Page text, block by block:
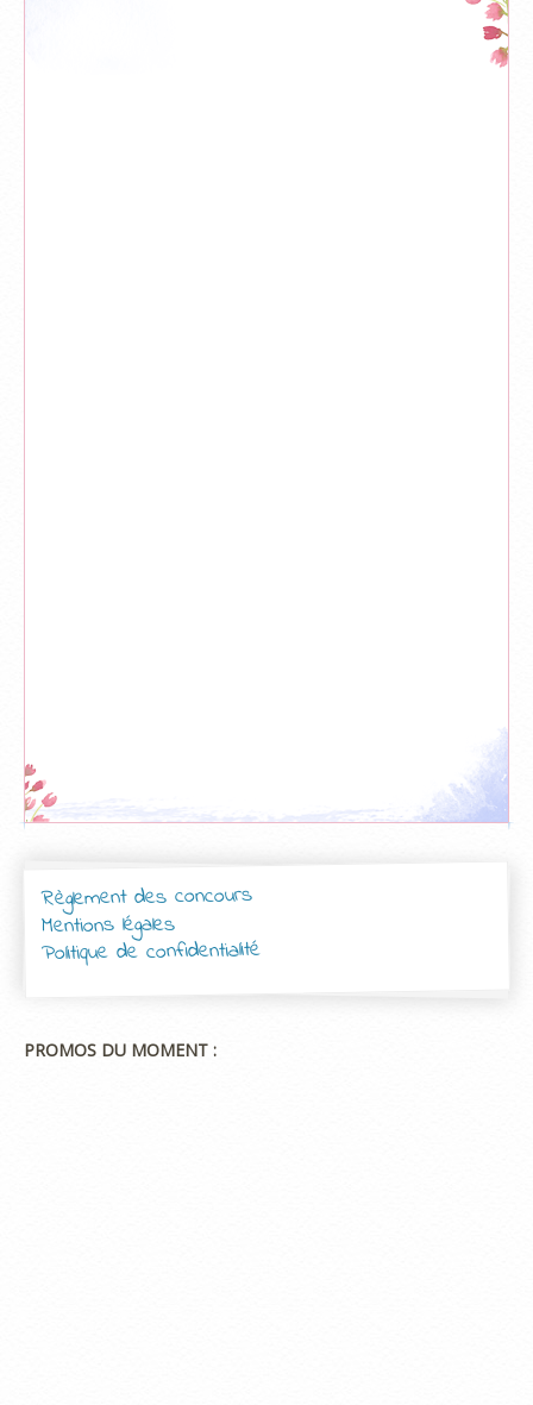
Règlement des concours
Mentions légales
Politique de confidentialité
PROMOS DU MOMENT :